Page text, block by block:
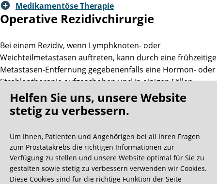
Medikamentöse Therapie
Operative Rezidiv­chirurgie
Bei einem Rezidiv, wenn Lymphknoten- oder
Weichteilmetastasen auftreten, kann durch eine frühzeitige
Metastasen-Entfernung gegebenenfalls eine Hormon- oder
Strahlentherapie aufgeschoben und in einigen Fällen
eventuell sogar vermieden werden, was für die Patienten
eine große Erleichterung bedeutet.
Operative Rezidivchirurgie
Therapieentscheidung bei früh entdecktem
Prostatakrebs
Helfen Sie uns, unsere Website
stetig zu verbessern.
Um Ihnen, Patienten und Angehörigen bei all Ihren Fragen
zum Prostatakrebs die richtigen Informationen zur
Verfügung zu stellen und unsere Website optimal für Sie zu
gestalten sowie stetig zu verbessern verwenden wir Cookies.
Diese Cookies sind für die richtige Funktion der Seite